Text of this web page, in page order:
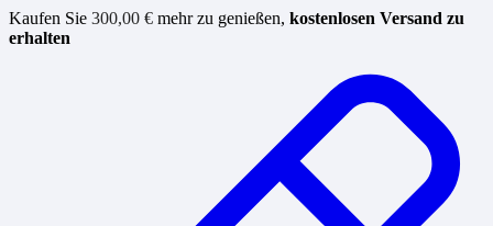
Kaufen Sie 300,00 € mehr zu genießen, kostenlosen Versand zu
erhalten